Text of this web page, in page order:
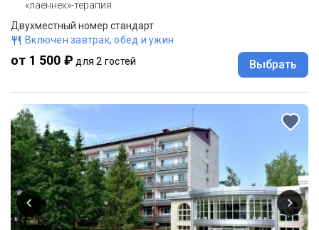
«лаеннек»-терапия
Двухместный номер стандарт
Включен завтрак, обед и ужин
от 1 500 ₽ для 2 гостей Выбрать